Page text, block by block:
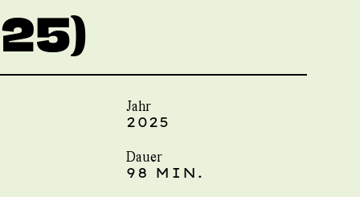
Jahr
2025
Dauer
98 MIN.